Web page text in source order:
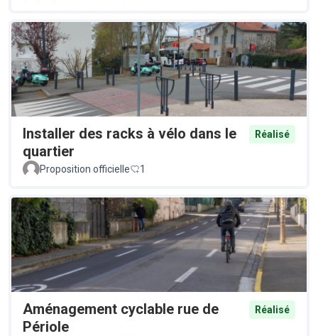
Installer des racks à vélo dans le
quartier
Réalisé
Proposition officielle 1
Aménagement cyclable rue de
Périole
Réalisé